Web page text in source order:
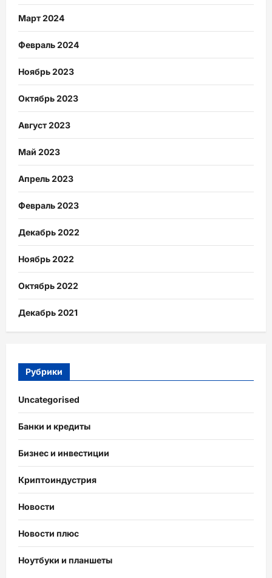
Март 2024
Февраль 2024
Ноябрь 2023
Октябрь 2023
Август 2023
Май 2023
Апрель 2023
Февраль 2023
Декабрь 2022
Ноябрь 2022
Октябрь 2022
Декабрь 2021
Рубрики
Uncategorised
Банки и кредиты
Бизнес и инвестиции
Криптоиндустрия
Новости
Новости плюс
Ноутбуки и планшеты